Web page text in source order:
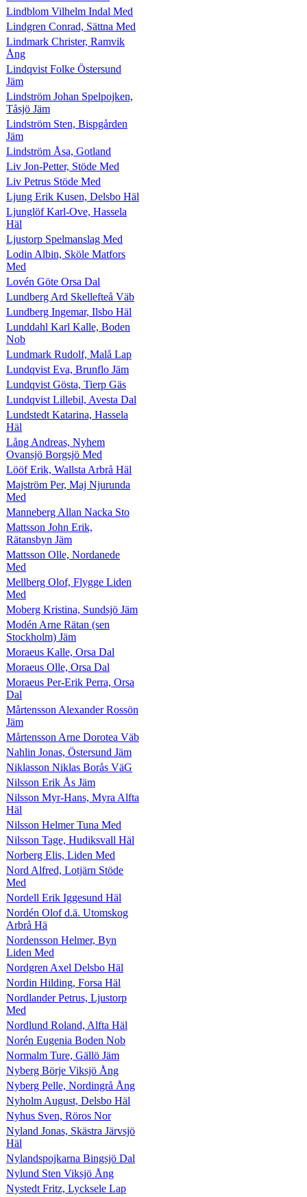
Lindblom Vilhelm Indal Med
Lindgren Conrad, Sättna Med
Lindmark Christer, Ramvik
Ång
Lindqvist Folke Östersund
Jäm
Lindström Johan Spelpojken,
Tåsjö Jäm
Lindström Sten, Bispgården
Jäm
Lindström Åsa, Gotland
Liv Jon-Petter, Stöde Med
Liv Petrus Stöde Med
Ljung Erik Kusen, Delsbo Häl
Ljunglöf Karl-Ove, Hassela
Häl
Ljustorp Spelmanslag Med
Lodin Albin, Sköle Matfors
Med
Lovén Göte Orsa Dal
Lundberg Ard Skellefteå Väb
Lundberg Ingemar, Ilsbo Häl
Lunddahl Karl Kalle, Boden
Nob
Lundmark Rudolf, Malå Lap
Lundqvist Eva, Brunflo Jäm
Lundqvist Gösta, Tierp Gäs
Lundqvist Lillebil, Avesta Dal
Lundstedt Katarina, Hassela
Häl
Lång Andreas, Nyhem
Ovansjö Borgsjö Med
Lööf Erik, Wallsta Arbrå Häl
Majström Per, Maj Njurunda
Med
Manneberg Allan Nacka Sto
Mattsson John Erik,
Rätansbyn Jäm
Mattsson Olle, Nordanede
Med
Mellberg Olof, Flygge Liden
Med
Moberg Kristina, Sundsjö Jäm
Modén Arne Rätan (sen
Stockholm) Jäm
Moraeus Kalle, Orsa Dal
Moraeus Olle, Orsa Dal
Moraeus Per-Erik Perra, Orsa
Dal
Mårtensson Alexander Rossön
Jäm
Mårtensson Arne Dorotea Väb
Nahlin Jonas, Östersund Jäm
Niklasson Niklas Borås VäG
Nilsson Erik Ås Jäm
Nilsson Myr-Hans, Myra Alfta
Häl
Nilsson Helmer Tuna Med
Nilsson Tage, Hudiksvall Häl
Norberg Elis, Liden Med
Nord Alfred, Lotjärn Stöde
Med
Nordell Erik Iggesund Häl
Nordén Olof d.ä. Utomskog
Arbrå Hä
Nordensson Helmer, Byn
Liden Med
Nordgren Axel Delsbo Häl
Nordin Hilding, Forsa Häl
Nordlander Petrus, Ljustorp
Med
Nordlund Roland, Alfta Häl
Norén Eugenia Boden Nob
Normalm Ture, Gällö Jäm
Nyberg Börje Viksjö Ång
Nyberg Pelle, Nordingrå Ång
Nyholm August, Delsbo Häl
Nyhus Sven, Röros Nor
Nyland Jonas, Skästra Järvsjö
Häl
Nylandspojkarna Bingsjö Dal
Nylund Sten Viksjö Ång
Nystedt Fritz, Lycksele Lap